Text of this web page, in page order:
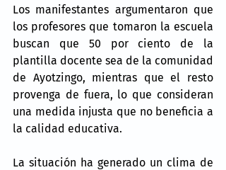
Los manifestantes argumentaron que
los profesores que tomaron la escuela
buscan que 50 por ciento de la
plantilla docente sea de la comunidad
de Ayotzingo, mientras que el resto
provenga de fuera, lo que consideran
una medida injusta que no beneficia a
la calidad educativa.
La situación ha generado un clima de